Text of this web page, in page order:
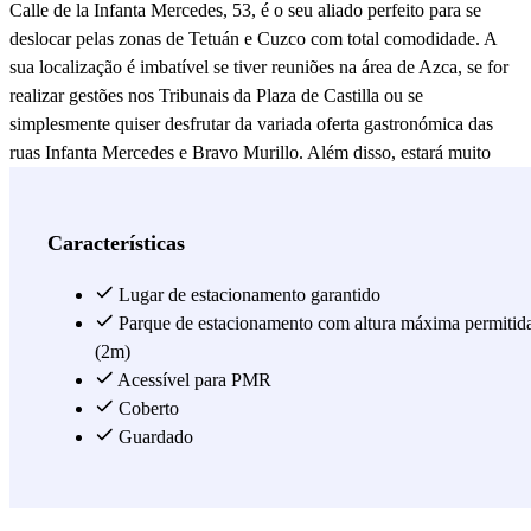
Calle de la Infanta Mercedes, 53, é o seu aliado perfeito para se
deslocar pelas zonas de Tetuán e Cuzco com total comodidade. A
sua localização é imbatível se tiver reuniões na área de Azca, se for
realizar gestões nos Tribunais da Plaza de Castilla ou se
simplesmente quiser desfrutar da variada oferta gastronómica das
ruas Infanta Mercedes e Bravo Murillo. Além disso, estará muito
estacionamento totalmente coberto e vigiado 24 horas por dia, o que
numa grande cidade. Esqueça as restrições de estacionamento e as
zonas reguladas. Ao reservar o seu lugar através da plataforma
Parclick ou da app oficial, terá a garantia de um lugar à sua espera
quando chegar. É a forma mais inteligente e cómoda de se deslocar
por Madrid: poupa tempo, evita o stress e, acima de tudo, viaja com
a confiança de ter tudo sob controlo. Faça a sua reserva hoje
Características
Lugar de estacionamento garantido
Parque de estacionamento com altura máxima
(2m)
Acessível para PMR
Coberto
Guardado